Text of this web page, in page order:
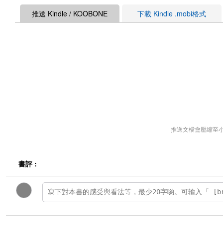
推送 Kindle / KOOBONE 下載 Kindle .mobi格式
推送文檔會壓縮至
書評 :